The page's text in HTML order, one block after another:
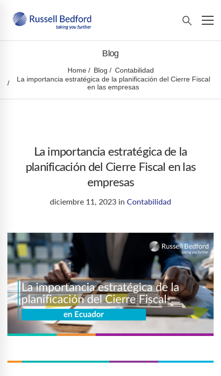
Blog
Home Blog
Contabilidad
La importancia estratégica de la planificación del Cierre Fiscal
en las empresas
La importancia estratégica de la
planificación del Cierre Fiscal en las
empresas
diciembre 11, 2023 in Contabilidad